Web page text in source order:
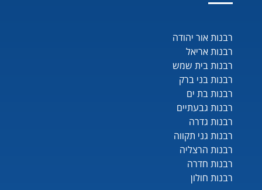
רבנות אור יהודה
רבנות אריאל
רבנות בית שמש
רבנות בני ברק
רבנות בת ים
רבנות גבעתיים
רבנות גדרה
רבנות גני תקווה
רבנות הרצליה
רבנות חדרה
רבנות חולון